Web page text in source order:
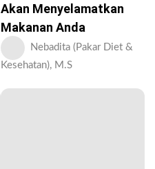
Akan Menyelamatkan
Makanan Anda
Nebadita (Pakar Diet &
Kesehatan), M.S